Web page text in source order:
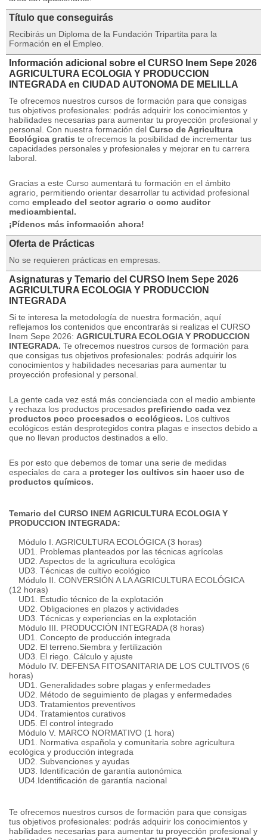
Título que conseguirás
Recibirás un Diploma de la Fundación Tripartita para la
Formación en el Empleo.
Información adicional sobre el CURSO Inem Sepe 2026
AGRICULTURA ECOLOGIA Y PRODUCCION
INTEGRADA en CIUDAD AUTONOMA DE MELILLA
Te ofrecemos nuestros cursos de formación para que consigas
tus objetivos profesionales: podrás adquirir los conocimientos y
habilidades necesarias para aumentar tu proyección profesional y
personal. Con nuestra formación del Curso de Agricultura
Ecológica gratis te ofrecemos la posibilidad de incrementar tus
capacidades personales y profesionales y mejorar en tu carrera
laboral.
Gracias a este Curso aumentará tu formación en el ámbito
agrario, permitiendo orientar desarrollar tu actividad profesional
como empleado del sector agrario o como auditor
medioambiental.
¡Pídenos más información ahora!
Oferta de Prácticas
No se requieren prácticas en empresas.
Asignaturas y Temario del CURSO Inem Sepe 2026
AGRICULTURA ECOLOGIA Y PRODUCCION
INTEGRADA
Si te interesa la metodología de nuestra formación, aquí
reflejamos los contenidos que encontrarás si realizas el CURSO
Inem Sepe 2026: AGRICULTURA ECOLOGIA Y PRODUCCION
INTEGRADA. Te ofrecemos nuestros cursos de formación para
que consigas tus objetivos profesionales: podrás adquirir los
conocimientos y habilidades necesarias para aumentar tu
proyección profesional y personal.
La gente cada vez está más concienciada con el medio ambiente
y rechaza los productos procesados prefiriendo cada vez
productos poco procesados o ecológicos. Los cultivos
ecológicos están desprotegidos contra plagas e insectos debido a
que no llevan productos destinados a ello.
Es por esto que debemos de tomar una serie de medidas
especiales de cara a proteger los cultivos sin hacer uso de
productos químicos.
Temario del CURSO INEM AGRICULTURA ECOLOGIA Y
PRODUCCION INTEGRADA:
Módulo I. AGRICULTURA ECOLÓGICA (3 horas)
UD1. Problemas planteados por las técnicas agrícolas
UD2. Aspectos de la agricultura ecológica
UD3. Técnicas de cultivo ecológico
Módulo II. CONVERSIÓN A LA AGRICULTURA ECOLÓGICA
(12 horas)
UD1. Estudio técnico de la explotación
UD2. Obligaciones en plazos y actividades
UD3. Técnicas y experiencias en la explotación
Módulo III. PRODUCCIÓN INTEGRADA (8 horas)
UD1. Concepto de producción integrada
UD2. El terreno. Siembra y fertilización
UD3. El riego. Cálculo y ajuste
Módulo IV. DEFENSA FITOSANITARIA DE LOS CULTIVOS (6
horas)
UD1. Generalidades sobre plagas y enfermedades
UD2. Método de seguimiento de plagas y enfermedades
UD3. Tratamientos preventivos
UD4. Tratamientos curativos
UD5. El control integrado
Módulo V. MARCO NORMATIVO (1 hora)
UD1. Normativa española y comunitaria sobre agricultura
ecológica y producción integrada
UD2. Subvenciones y ayudas
UD3. Identificación de garantía autonómica
UD4. Identificación de garantía nacional
Te ofrecemos nuestros cursos de formación para que consigas
tus objetivos profesionales: podrás adquirir los conocimientos y
habilidades necesarias para aumentar tu proyección profesional y